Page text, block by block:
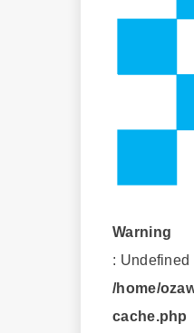
Warning
: Undefined
/home/
cache.php